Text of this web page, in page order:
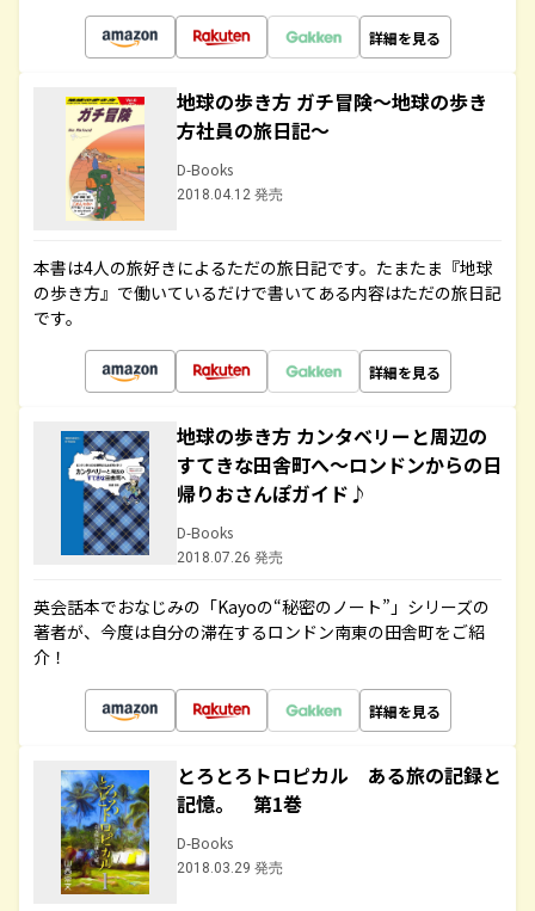
詳細を見る
地球の歩き方 ガチ冒険～地球の歩き
方社員の旅日記～
D-Books
2018.04.12 発売
本書は4人の旅好きによるただの旅日記です。たまたま『地球
の歩き方』で働いているだけで書いてある内容はただの旅日記
です。
詳細を見る
地球の歩き方 カンタベリーと周辺の
すてきな田舎町へ～ロンドンからの日
帰りおさんぽガイド♪
D-Books
2018.07.26 発売
英会話本でおなじみの「Kayoの“秘密のノート”」シリーズの
著者が、今度は自分の滞在するロンドン南東の田舎町をご紹
介！
詳細を見る
とろとろトロピカル ある旅の記録と
記憶。 第1巻
D-Books
2018.03.29 発売